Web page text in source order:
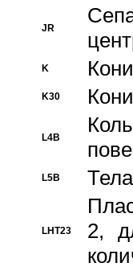
JR
K
K30
L4B
L5B
LHT23
2,